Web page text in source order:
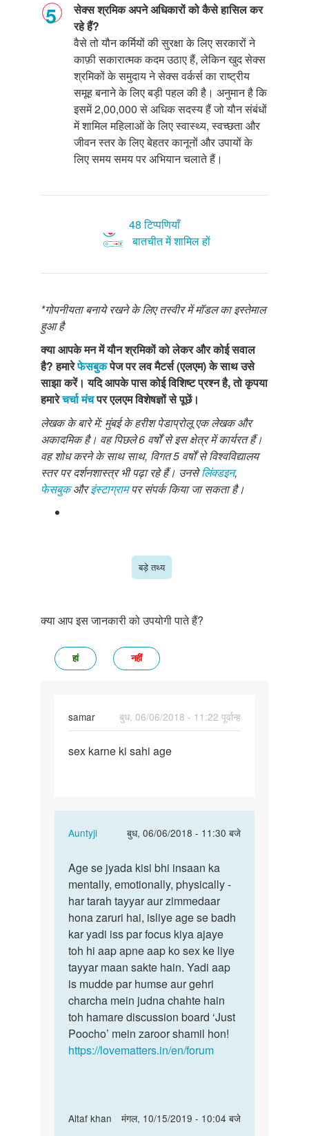
सेक्स श्रमिक अपने अधिकारों को कैसे हासिल कर
रहे हैं?
वैसे तो यौन कर्मियों की सुरक्षा के लिए सरकारों ने
काफ़ी सकारात्मक कदम उठाए हैं,लेकिन खुद सेक्स
श्रमिकों के समुदाय ने सेक्स वर्कर्स का राष्ट्रीय
समूह बनाने के लिए बड़ी पहल की है। अनुमान है कि
इसमें2,00,000से अधिक सदस्य हैं जो यौन संबंधों
में शामिल महिलाओं के लिए स्वास्थ्य,स्वच्छता और
जीवन स्तर के लिए बेहतर कानूनों और उपायों के
लिए समय समय पर अभियान चलाते हैं।
48 टिप्पणियाँ
बातचीत में शामिल हों
*गोपनीयता बनाये रखने के लिए तस्वीर में मॉडल का इस्तेमाल
हुआ है
क्या आपके मन में यौन श्रमिकों को लेकर और कोई सवाल
है?हमारेफेसबुकपेज पर लव मैटर्स (एलएम) के साथ उसे
साझा करें। यदि आपके पास कोई विशिष्ट प्रश्न है,तो कृपया
हमारेचर्चा मंचपर एलएम विशेषज्ञों से पूछें।
लेखक के बारे में: मुंबई के हरीश पेडाप्रोलू एक लेखक और
अकादमिक है। वह पिछले 6 वर्षों से इस क्षेत्र में कार्यरत हैं।
वह शोध करने के साथ साथ, विगत 5 वर्षों से विश्वविद्यालय
स्तर पर दर्शनशास्त्र भी पढ़ा रहे हैं। उनसेलिंक्डइन,
फेसबुकऔरइंस्टाग्रामपर संपर्क किया जा सकता है।
बड़े तथ्य
क्या आप इस जानकारी को उपयोगी पाते हैं?
हां नहीं
samar
बुध, 06/06/2018 - 11:22 पूर्वान्ह
sex
sex karne ki sahi age
Auntyji
बुध, 06/06/2018 - 11:30 बजे
In
to
sex
karne
ki
sahi
age
by
samar
Age
se
jyada
kisi
bhi
insaan…
Age se jyada kisi bhi insaan ka
mentally, emotionally, physically -
har tarah tayyar aur zimmedaar
hona zaruri hai, isliye age se badh
kar yadi iss par focus kiya ajaye
toh hi aap apne aap ko sex ke liye
tayyar maan sakte hain. Yadi aap
is mudde par humse aur gehri
charcha mein judna chahte hain
toh hamare discussion board ‘Just
Poocho’ mein zaroor shamil hon!
https://lovematters.in/en/forum
Altaf khan
मंगल, 10/15/2019 - 10:04 बजे